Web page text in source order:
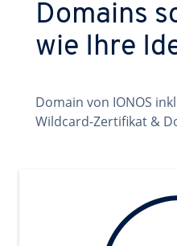
Domains
wie Ihre
Domain von IONOS
Wildcard-Zertifikat &